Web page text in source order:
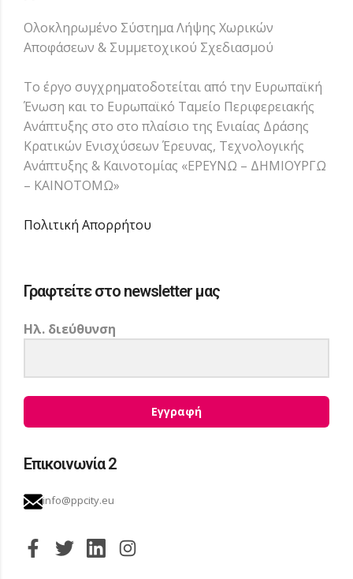
Ολοκληρωμένο Σύστημα Λήψης Χωρικών
Αποφάσεων & Συμμετοχικού Σχεδιασμού
Το έργο συγχρηματοδοτείται από την Ευρωπαϊκή
Ένωση και το Ευρωπαϊκό Ταμείο Περιφερειακής
Ανάπτυξης στο στο πλαίσιο της Ενιαίας Δράσης
Κρατικών Ενισχύσεων Έρευνας, Τεχνολογικής
Ανάπτυξης & Καινοτομίας «ΕΡΕΥΝΩ – ΔΗΜΙΟΥΡΓΩ
– ΚΑΙΝΟΤΟΜΩ»
Πολιτική Απορρήτου
Γραφτείτε στο newsletter μας
Ηλ. διεύθυνση
Εγγραφή
Επικοινωνία 2
info@ppcity.eu